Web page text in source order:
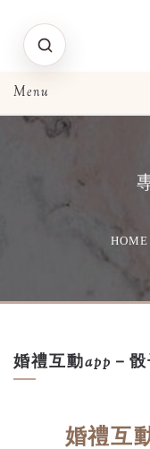
HOME
婚禮互動app－
婚禮互